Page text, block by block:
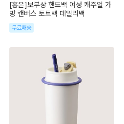
[홍은]보부상 핸드백 여성 캐주얼 가
방 캔버스 토트백 데일리백
무료배송